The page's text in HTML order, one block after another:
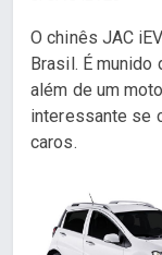
O chinês JAC
Brasil. É
além de um
interessante se
caros.